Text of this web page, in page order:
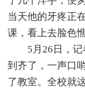
当天他的牙疼正
课，看上去脸色
5月26日，记
到齐了，一声口
了教室。全校就